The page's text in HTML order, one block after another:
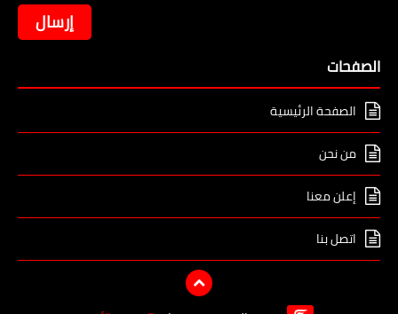
الصفحات
الصفحة الرئيسية
من نحن
إعلن معنا
اتصل بنا